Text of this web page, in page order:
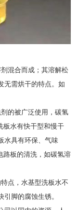
混合而成；其溶解松
无需烘干的特点。如
的被广泛使用，碳氢
板水有快干型和慢干
水具有环保、气味
路板的清洗，如碳氢溶
点，水基型洗板水不
脚的腐蚀生锈。